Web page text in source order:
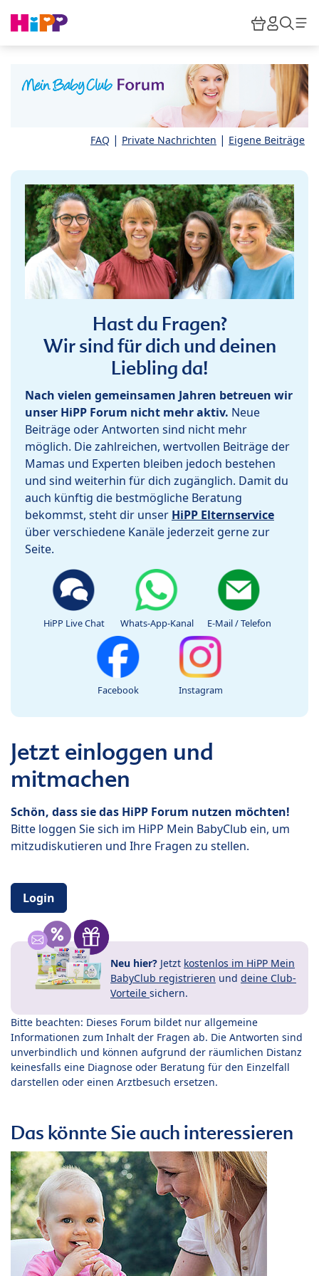
HiPP
FAQ | Private Nachrichten | Eigene Beiträge
Hast du Fragen?
Wir sind für dich und deinen
Liebling da!
Nach vielen gemeinsamen Jahren betreuen wir
unser HiPP Forum nicht mehr aktiv. Neue
Beiträge oder Antworten sind nicht mehr
möglich. Die zahlreichen, wertvollen Beiträge der
Mamas und Experten bleiben jedoch bestehen
und sind weiterhin für dich zugänglich. Damit du
auch künftig die bestmögliche Beratung
bekommst, steht dir unser HiPP Elternservice
über verschiedene Kanäle jederzeit gerne zur
Seite.
HiPP Live Chat Whats-App-Kanal E-Mail / Telefon
Facebook Instagram
Jetzt einloggen und
mitmachen
Schön, dass sie das HiPP Forum nutzen möchten!
Bitte loggen Sie sich im HiPP Mein BabyClub ein, um
mitzudiskutieren und Ihre Fragen zu stellen.
Login
Neu hier? Jetzt kostenlos im HiPP Mein
BabyClub registrieren und deine Club-
Vorteile sichern.
Bitte beachten: Dieses Forum bildet nur allgemeine
Informationen zum Inhalt der Fragen ab. Die Antworten sind
unverbindlich und können aufgrund der räumlichen Distanz
keinesfalls eine Diagnose oder Beratung für den Einzelfall
darstellen oder einen Arztbesuch ersetzen.
Das könnte Sie auch interessieren